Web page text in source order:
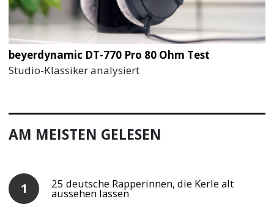
beyerdynamic DT-770 Pro 80 Ohm Test
Studio-Klassiker analysiert
AM MEISTEN GELESEN
25 deutsche Rapperinnen, die Kerle alt
aussehen lassen